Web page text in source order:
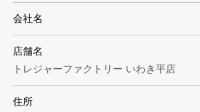
会社名
店舗名
トレジャーファクトリー いわき平店
住所